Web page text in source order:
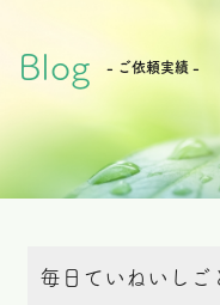
Blog - ご依頼実績 -
毎日ていねいし